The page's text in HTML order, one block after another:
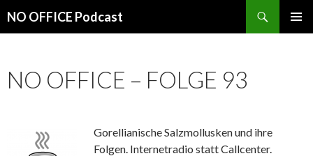
NO OFFICE Podcast
NO OFFICE – FOLGE 93
Gorellianische Salzmollusken und ihre
Folgen. Internetradio statt Callcenter.